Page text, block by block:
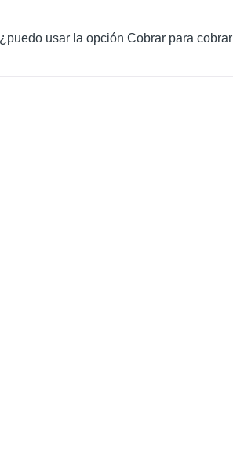
usar la opción Cobrar para